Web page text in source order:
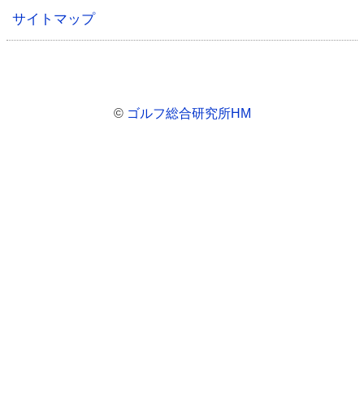
サイトマップ
© ゴルフ総合研究所HM